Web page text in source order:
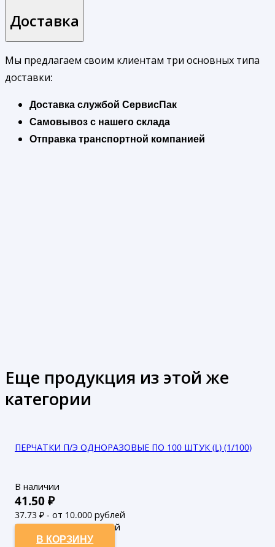
Доставка
Мы предлагаем своим клиентам три основных типа
доставки:
Доставка службой СервисПак
Самовывоз с нашего склада
Отправка транспортной компанией
Еще продукция из этой же
категории
ПЕРЧАТКИ П/Э ОДНОРАЗОВЫЕ ПО 100 ШТУК (L) (1/100)
В наличии
41.50₽
37.73 ₽ - от 10.000 рублей
34.3₽ - от 50.000 рублей
В КОРЗИНУ